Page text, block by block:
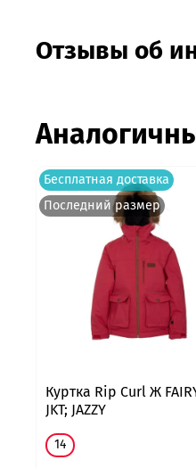
Отзывы об
Бесплатная доставка
Последний размер
Куртка Rip Curl Ж
JKT; JAZZY
14